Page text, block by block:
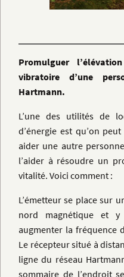
Promulguer
vibratoire d’une
Hartmann.
L’une des utilités de
d’énergie est qu’on
aider une autre
l’aider à résoudre un
vitalité. Voici comment :
L’émetteur se place sur
nord magnétique et
augmenter la fréquence
Le récepteur situé à
ligne du réseau
sommaire de l’endroit